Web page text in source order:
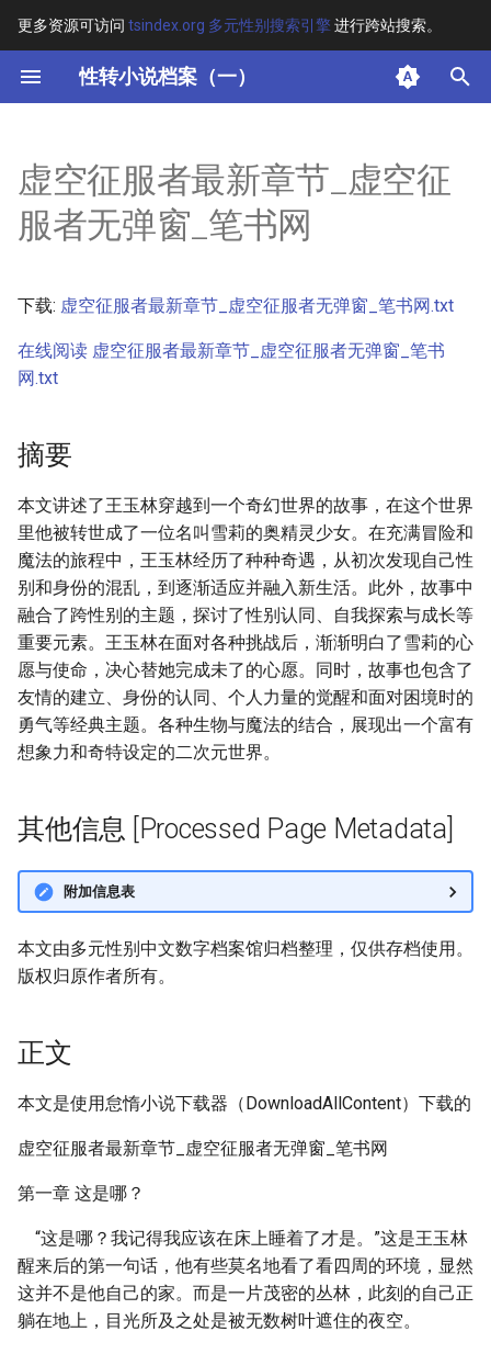
更多资源可访问 tsindex.org 多元性别搜索引擎进行跨站搜索。
性转小说档案（一）
键
开
始
索
其他信息 [Processed Page
Metadata]
虚空征服者最新章节_虚空征
服者无弹窗_笔书网
下载: 虚空征服者最新章节_虚空征服者无弹窗_笔书网.txt
在线阅读 虚空征服者最新章节_虚空征服者无弹窗_笔书
网.txt
摘要
本文讲述了王玉林穿越到一个奇幻世界的故事，在这个世界
里他被转世成了一位名叫雪莉的奥精灵少女。在充满冒险和
魔法的旅程中，王玉林经历了种种奇遇，从初次发现自己性
别和身份的混乱，到逐渐适应并融入新生活。此外，故事中
融合了跨性别的主题，探讨了性别认同、自我探索与成长等
重要元素。王玉林在面对各种挑战后，渐渐明白了雪莉的心
愿与使命，决心替她完成未了的心愿。同时，故事也包含了
友情的建立、身份的认同、个人力量的觉醒和面对困境时的
勇气等经典主题。各种生物与魔法的结合，展现出一个富有
想象力和奇特设定的二次元世界。
其他信息 [Processed Page Metadata]
附加信息表
本文由多元性别中文数字档案馆归档整理，仅供存档使用。
版权归原作者所有。
正文
本文是使用怠惰小说下载器（DownloadAllContent）下载的
虚空征服者最新章节_虚空征服者无弹窗_笔书网
第一章 这是哪？
“这是哪？我记得我应该在床上睡着了才是。”这是王玉林
醒来后的第一句话，他有些莫名地看了看四周的环境，显然
这并不是他自己的家。而是一片茂密的丛林，此刻的自己正
躺在地上，目光所及之处是被无数树叶遮住的夜空。